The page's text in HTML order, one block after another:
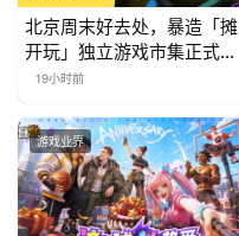
文
(
中
)
北京周末好去处，暴造「摊
开玩」独立游戏市集正式开
票！
19小时前
游戏业界